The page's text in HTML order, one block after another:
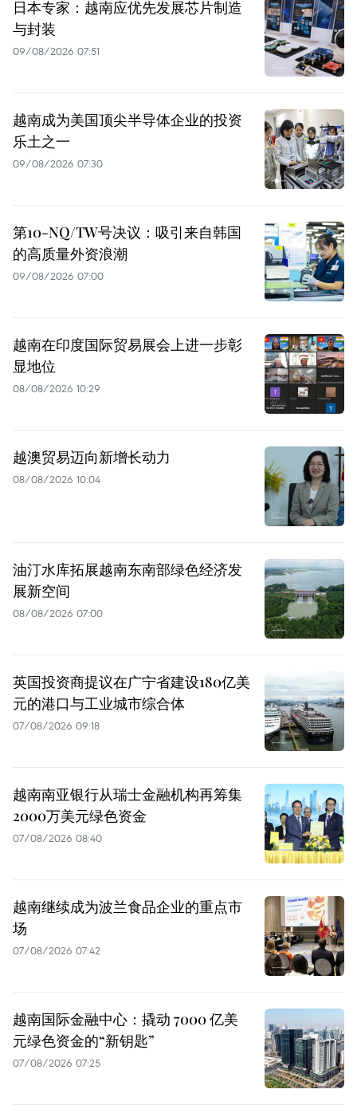
日本专家：越南应优先发展芯片制造
与封装
09/08/2026 07:51
越南成为美国顶尖半导体企业的投资
乐土之一
09/08/2026 07:30
第10-NQ/TW号决议：吸引来自韩国
的高质量外资浪潮
09/08/2026 07:00
越南在印度国际贸易展会上进一步彰
显地位
08/08/2026 10:29
越澳贸易迈向新增长动力
08/08/2026 10:04
油汀水库拓展越南东南部绿色经济发
展新空间
08/08/2026 07:00
英国投资商提议在广宁省建设180亿美
元的港口与工业城市综合体
07/08/2026 09:18
越南南亚银行从瑞士金融机构再筹集
2000万美元绿色资金
07/08/2026 08:40
越南继续成为波兰食品企业的重点市
场
07/08/2026 07:42
越南国际金融中心：撬动 7000 亿美
元绿色资金的“新钥匙”
07/08/2026 07:25